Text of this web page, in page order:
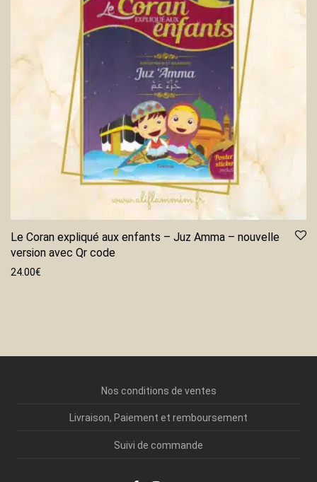
Le Coran expliqué aux enfants – Juz Amma – nouvelle
version avec Qr code
24.00€
Nos conditions de ventes
Livraison, Paiement et remboursement
Suivi de commande